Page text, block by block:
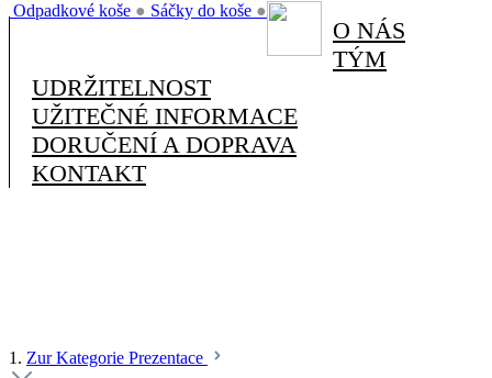
Odpadkové koše ● Sáčky do koše ●
O NÁS
TÝM
UDRŽITELNOST
UŽITEČNÉ INFORMACE
DORUČENÍ A DOPRAVA
KONTAKT
1. Zur Kategorie Prezentace